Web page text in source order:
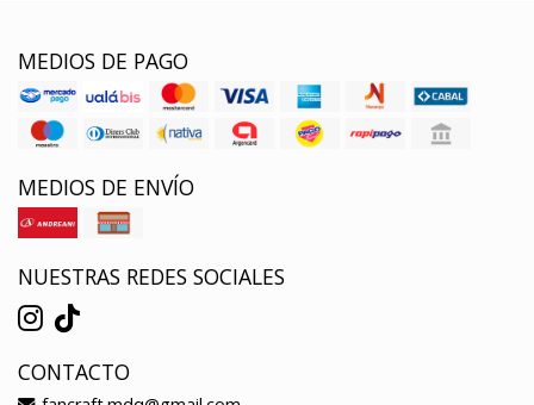
MEDIOS DE PAGO
MEDIOS DE ENVÍO
NUESTRAS REDES SOCIALES
CONTACTO